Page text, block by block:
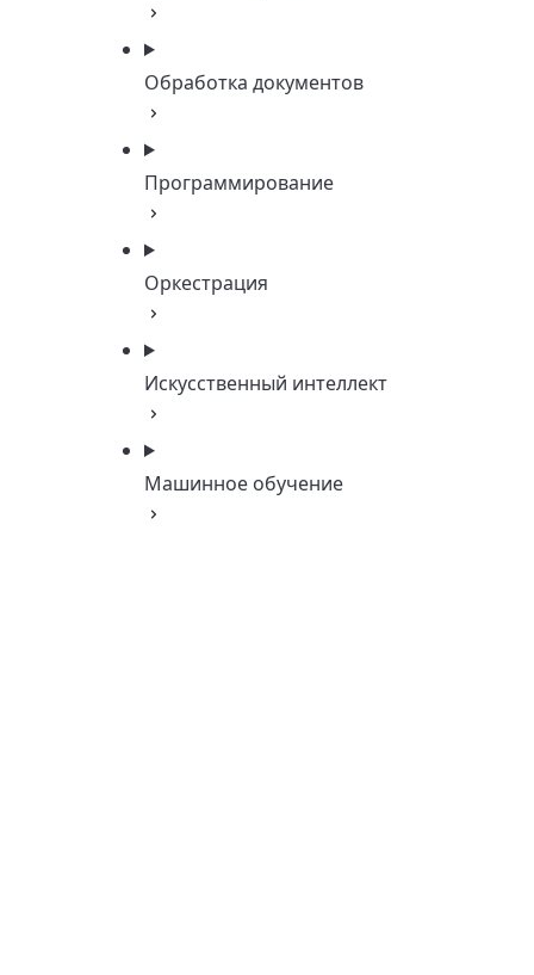
Обработка документов
Программирование
Оркестрация
Искусственный интеллект
Машинное обучение